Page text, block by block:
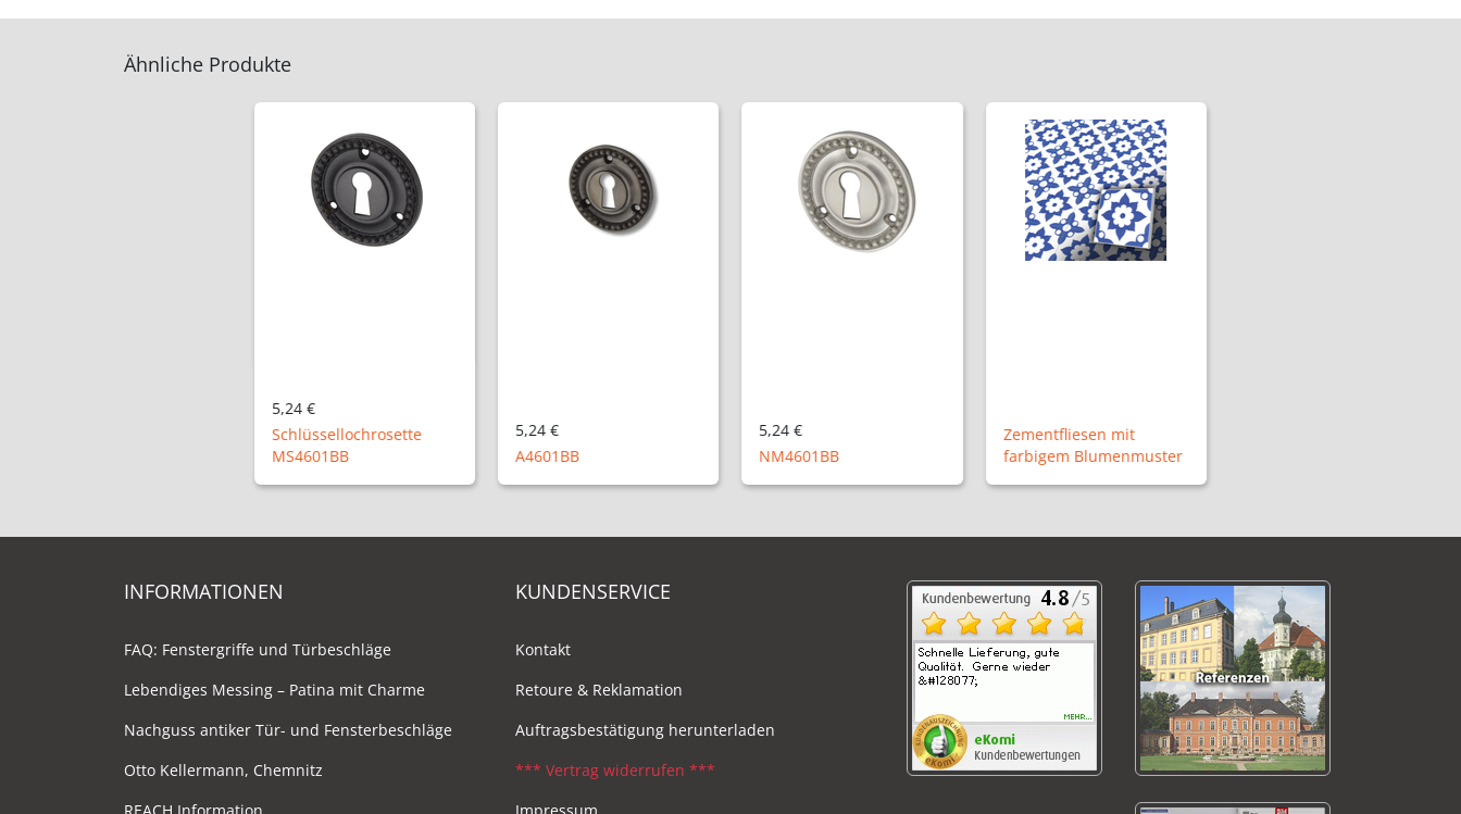
Ähnliche Produkte
5,24 €
Schlüssellochrosette
MS4601BB
5,24 €
A4601BB
5,24 €
NM4601BB
Zementfliesen mit
farbigem Blumenmuster
INFORMATIONEN
FAQ: Fenstergriffe und Türbeschläge
Lebendiges Messing – Patina mit Charme
Nachguss antiker Tür- und Fensterbeschläge
Otto Kellermann, Chemnitz
KUNDENSERVICE
Kontakt
Retoure & Reklamation
Auftragsbestätigung herunterladen
*** Vertrag widerrufen ***